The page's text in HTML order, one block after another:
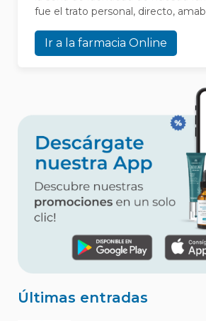
fue el trato personal, directo,
Ir a la farmacia Online
Últimas entradas